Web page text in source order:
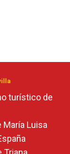
turístico de
María Luisa